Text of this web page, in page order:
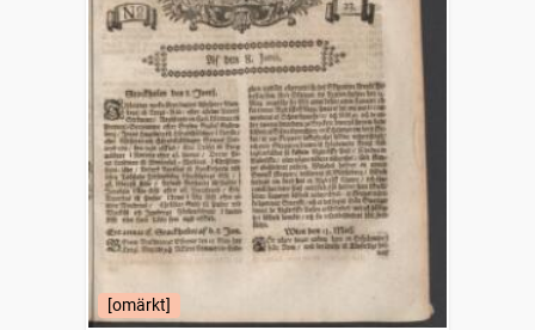
[omärkt]